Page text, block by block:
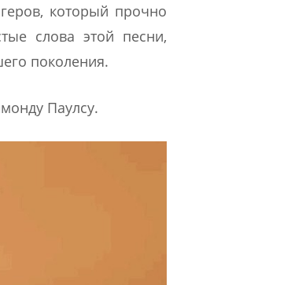
который прочно
слова этой песни,
поколения.
Паулсу.